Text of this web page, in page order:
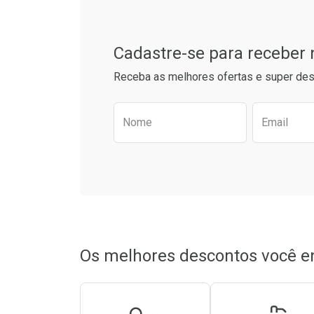
Ativar Desconto
Cadastre-se para receber
Receba as melhores ofertas e super
Preencha o formulário
Nome Email
Os melhores descontos você